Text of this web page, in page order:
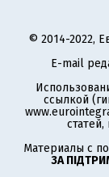
© 2014-2022,
E-mail
ссылкой
Материалы с
ЗА